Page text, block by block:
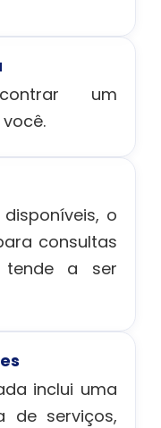
um
o
consultas
tende a ser
inclui uma
de serviços,